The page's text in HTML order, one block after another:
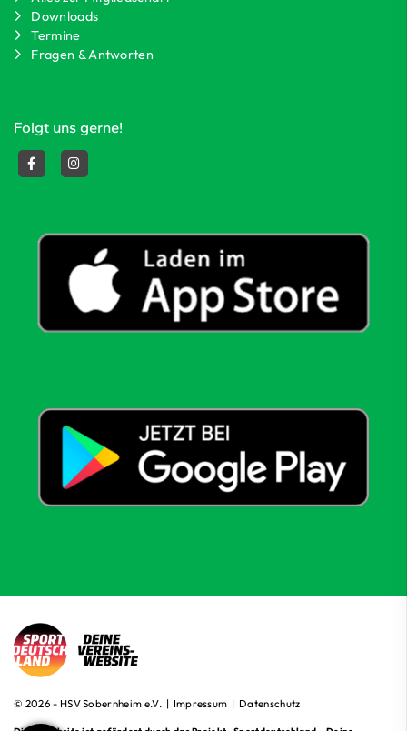
Downloads
Termine
Fragen & Antworten
Folgt uns gerne!
© 2026 - HSV Sobernheim e.V. | Impressum | Datenschutz